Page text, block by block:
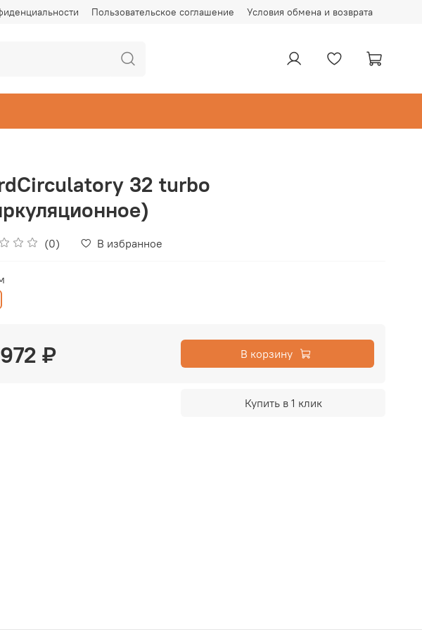
Пользовательское соглашение Условия обмена и возврата
32 turbo
(0) В избранное
₽ В корзину
Купить в 1 клик